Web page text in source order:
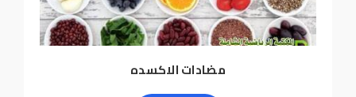
مضادات الاكسده